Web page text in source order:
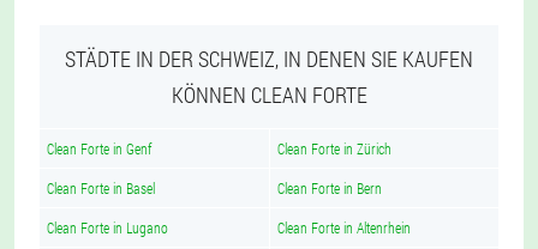
STÄDTE IN DER SCHWEIZ, IN DENEN SIE KAUFEN
KÖNNEN CLEAN FORTE
Clean Forte in Genf Clean Forte in Zürich
Clean Forte in Basel Clean Forte in Bern
Clean Forte in Lugano Clean Forte in Altenrhein